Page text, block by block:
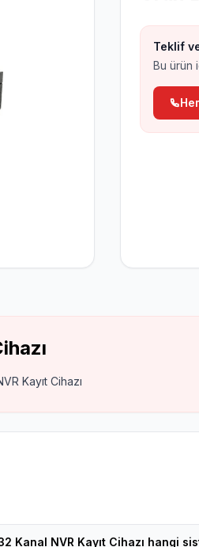
Hırsız Alarm Sistemleri
Teklif
Bu ürün
Kayıt Cihazı
Kanal NVR Kayıt Cihazı hangi